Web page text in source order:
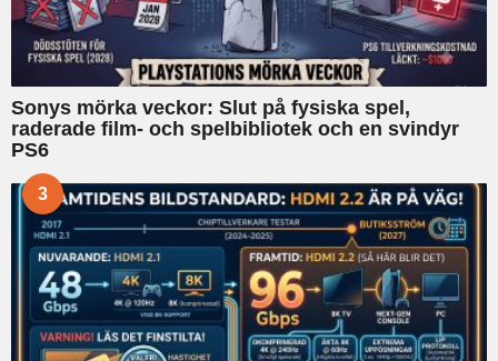
Sonys mörka veckor: Slut på fysiska spel,
raderade film- och spelbibliotek och en svindyr
PS6
3